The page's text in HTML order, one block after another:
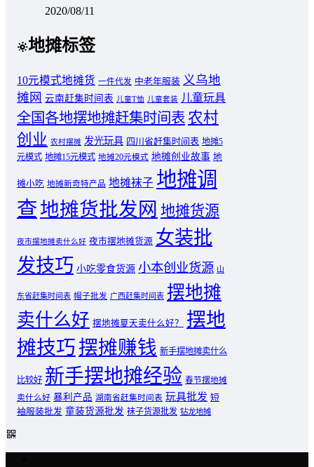
2020/08/11
地摊标签
10元模式地摊货 一件代发 中老年服装 义乌地
摊网 云南赶集时间表 儿童T恤 儿童套装 儿童玩具
全国各地摆地摊赶集时间表 农村
创业 农村摆摊 发光玩具 四川省赶集时间表 地摊5
元模式 地摊15元模式 地摊20元模式 地摊创业故事 地
摊小吃 地摊新奇特产品 地摊袜子 地摊调
查地摊货批发网 地摊货源
夜市摆地摊卖什么好 夜市摆地摊货源 女装批
发技巧 小吃零食货源 小本创业货源 山
东省赶集时间表 帽子批发 广西赶集时间表 摆地摊
卖什么好 摆地摊夏天卖什么好？
摆地
摊技巧摆摊赚钱 新手摆地摊卖什么
比较好 新手摆地摊经验 春节摆地摊
卖什么好 暴利产品 湖南省赶集时间表 玩具批发 短
袖服装批发 童装货源批发 袜子货源批发 钻龙地摊